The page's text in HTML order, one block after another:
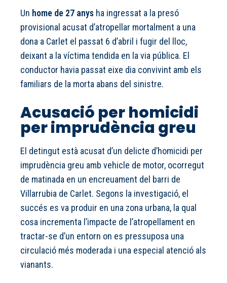
Un home de 27 anys ha ingressat a la presó
provisional acusat d’atropellar mortalment a una
dona a Carlet el passat 6 d’abril i fugir del lloc,
deixant a la víctima tendida en la via pública. El
conductor havia passat eixe dia convivint amb els
familiars de la morta abans del sinistre.
Acusació per homicidi
per imprudència greu
El detingut està acusat d’un delicte d’homicidi per
imprudència greu amb vehicle de motor, ocorregut
de matinada en un encreuament del barri de
Villarrubia de Carlet. Segons la investigació, el
succés es va produir en una zona urbana, la qual
cosa incrementa l’impacte de l’atropellament en
tractar-se d’un entorn on es pressuposa una
circulació més moderada i una especial atenció als
vianants.